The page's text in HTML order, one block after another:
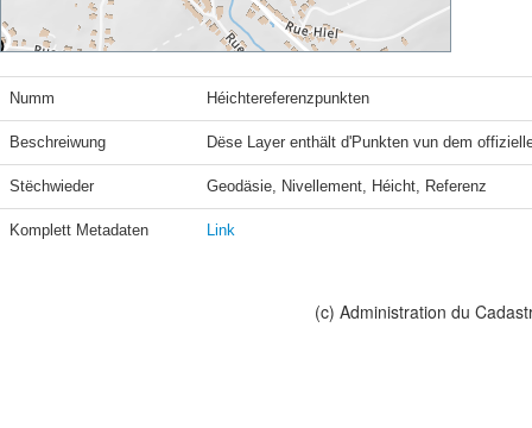
Numm Héichtereferenzpunkten
Beschreiwung Dëse Layer enthält d'Punkten vun dem
Stëchwieder Geodäsie, Nivellement, Héicht, Referenz
Komplett Metadaten Link
(c) Administration du